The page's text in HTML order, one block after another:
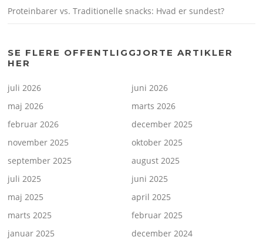
Proteinbarer vs. Traditionelle snacks: Hvad er sundest?
SE FLERE OFFENTLIGGJORTE ARTIKLER
HER
juli 2026
juni 2026
maj 2026
marts 2026
februar 2026
december 2025
november 2025
oktober 2025
september 2025
august 2025
juli 2025
juni 2025
maj 2025
april 2025
marts 2025
februar 2025
januar 2025
december 2024